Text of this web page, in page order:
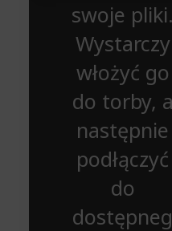
swoje pliki.
Wystarczy
włożyć go
do torby, a
następnie
podłączyć
do
dostępneg